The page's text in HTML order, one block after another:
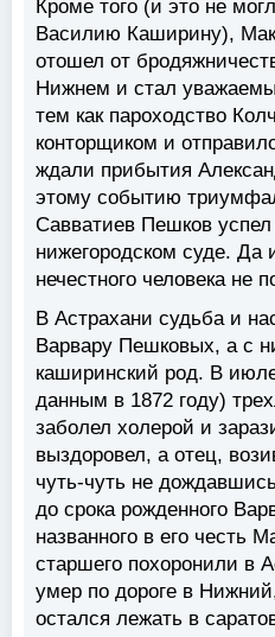
Кроме того (и это не
Василию Каширину),
отошел от
Нижнем и стал
тем как пароходство
конторщиком и
ждали прибытия
этому событию
Савватиев Пешков
нижегородском суде. Да
нечестного человека не
В Астрахани судьба и
Варвару Пешковых, а с
каширинский род. В
данным в 1872 году)
заболел холерой и
выздоровел, а отец,
чуть-чуть не
до срока рожденного
названного в его честь
старшего похоронили в
умер по дороге в
остался лежать в